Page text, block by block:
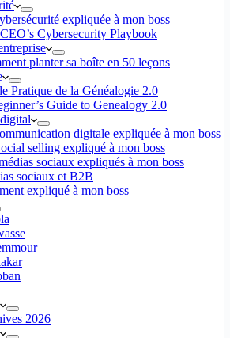
expliquée à mon boss
Cybersecurity Playbook
planter sa boîte en 50 leçons
Pratique de la Généalogie 2.0
Guide to Genealogy 2.0
digitale expliquée à mon boss
selling expliqué à mon boss
sociaux expliqués à mon boss
sociaux et B2B
expliqué à mon boss
2026